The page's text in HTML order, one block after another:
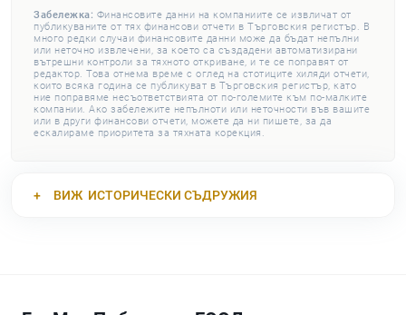
Забележка: Финансовите данни на компаниите се извличат от
публикуваните от тях финансови отчети в Търговския регистър. В
много редки случаи финансовите данни може да бъдат непълни
или неточно извлечени, за което са създадени автоматизирани
вътрешни контроли за тяхното откриване, и те се поправят от
редактор. Това отнема време с оглед на стотиците хиляди отчети,
които всяка година се публикуват в Търговския регистър, като
ние поправяме несъответствията от по-големите към по-малките
компании. Ако забележите непълноти или неточности във вашите
или в други финансови отчети, можете да ни пишете, за да
ескалираме приоритета за тяхната корекция.
ВИЖ ИСТОРИЧЕСКИ СЪДРУЖИЯ